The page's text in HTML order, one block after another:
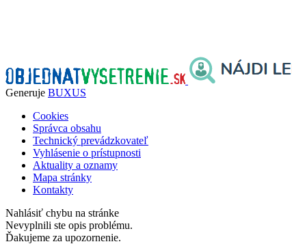
Generuje BUXUS
Cookies
Správca obsahu
Technický prevádzkovateľ
Vyhlásenie o prístupnosti
Aktuality a oznamy
Mapa stránky
Kontakty
Nahlásiť chybu na stránke
Nevyplnili ste opis problému.
Ďakujeme za upozornenie.